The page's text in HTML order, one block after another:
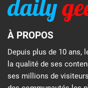
À PROPOS
Depuis plus de 10 ans,
la qualité de ses
ses millions de